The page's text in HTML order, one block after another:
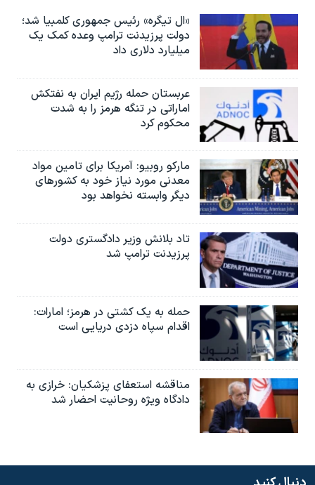
«ال تیگره» رئیس جمهوری کلمبیا شد؛
دولت پرزیدنت ترامپ وعده کمک یک
میلیارد دلاری داد
عربستان حمله رژیم ایران به نفتکش
اماراتی در تنگه هرمز را به‌ شدت
محکوم کرد
مارکو روبیو: آمریکا برای تامین مواد
معدنی مورد نیاز خود به کشورهای
دیگر وابسته نخواهد بود
تاد بلانش وزیر دادگستری دولت
پرزیدنت ترامپ شد
حمله به یک کشتی در هرمز؛ امارات:
اقدام سپاه دزدی دریایی است
مناقشه استعفای پزشکیان: خرازی به
دادگاه ویژه روحانیت احضار شد